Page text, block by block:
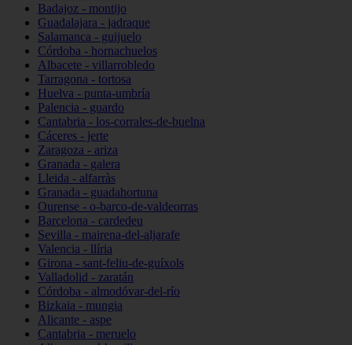
Badajoz - montijo
Guadalajara - jadraque
Salamanca - guijuelo
Córdoba - hornachuelos
Albacete - villarrobledo
Tarragona - tortosa
Huelva - punta-umbría
Palencia - guardo
Cantabria - los-corrales-de-buelna
Cáceres - jerte
Zaragoza - ariza
Granada - galera
Lleida - alfarràs
Granada - guadahortuna
Ourense - o-barco-de-valdeorras
Barcelona - cardedeu
Sevilla - mairena-del-aljarafe
Valencia - llíria
Girona - sant-feliu-de-guíxols
Valladolid - zaratán
Córdoba - almodóvar-del-río
Bizkaia - mungia
Alicante - aspe
Cantabria - meruelo